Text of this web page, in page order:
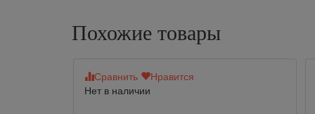
Похожие товары
Сравнить
Нравится
Нет в наличии